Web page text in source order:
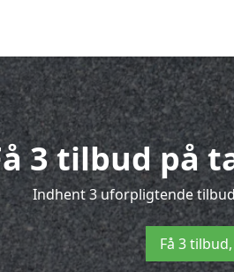
3 tilbud på
Indhent 3 uforpligtende
Få 3